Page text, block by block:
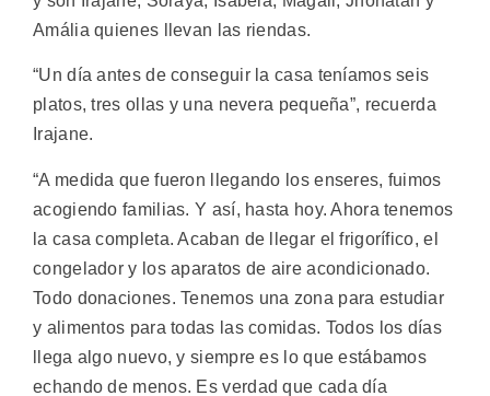
Amália quienes llevan las riendas.
“Un día antes de conseguir la casa teníamos seis
platos, tres ollas y una nevera pequeña”, recuerda
Irajane.
“A medida que fueron llegando los enseres, fuimos
acogiendo familias. Y así, hasta hoy. Ahora tenemos
la casa completa. Acaban de llegar el frigorífico, el
congelador y los aparatos de aire acondicionado.
Todo donaciones. Tenemos una zona para estudiar
y alimentos para todas las comidas. Todos los días
llega algo nuevo, y siempre es lo que estábamos
echando de menos. Es verdad que cada día